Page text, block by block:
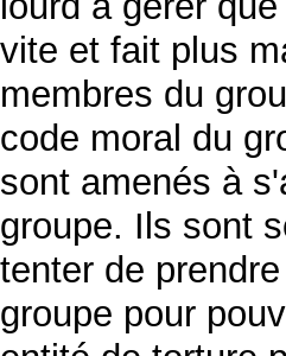
vite et fait plus
membres du
code moral du
sont amenés à
groupe. Ils sont
tenter de
groupe pour